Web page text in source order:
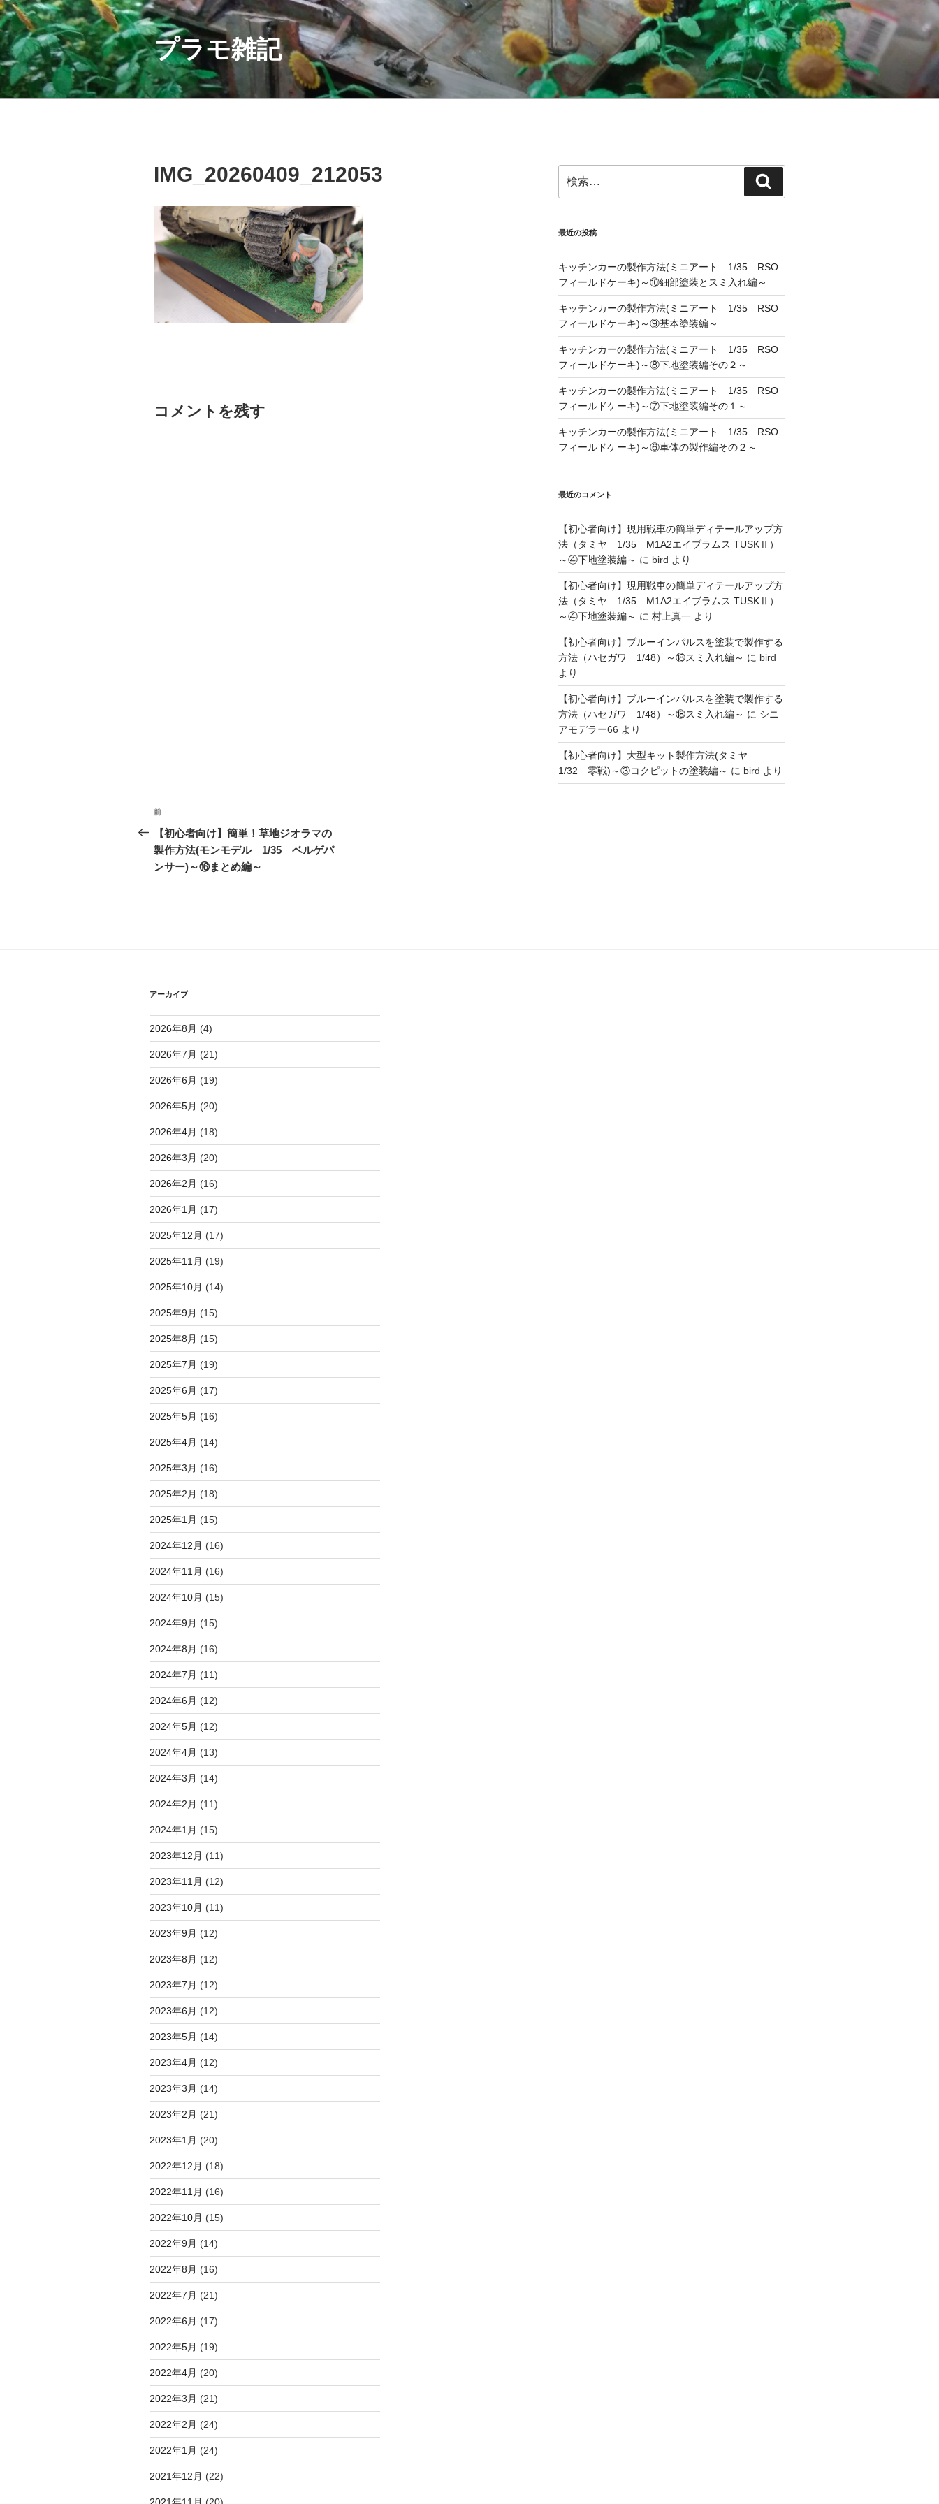
コ
ン
テ
ン
ツ
へ
プラモ雑記
IMG_20260409_212053
コメントを残す
投
稿
ナ
前
の
投
稿
前
【初心者向け】簡単！草地ジオラマの
製作方法(モンモデル 1/35 ベルゲパ
ンサー)～⑯まとめ編～
索:
索
最近の投稿
キッチンカーの製作方法(ミニアート 1/35 RSO
フィールドケーキ)～⑩細部塗装とスミ入れ編～
キッチンカーの製作方法(ミニアート 1/35 RSO
フィールドケーキ)～⑨基本塗装編～
キッチンカーの製作方法(ミニアート 1/35 RSO
フィールドケーキ)～⑧下地塗装編その２～
キッチンカーの製作方法(ミニアート 1/35 RSO
フィールドケーキ)～⑦下地塗装編その１～
キッチンカーの製作方法(ミニアート 1/35 RSO
フィールドケーキ)～⑥車体の製作編その２～
最近のコメント
【初心者向け】現用戦車の簡単ディテールアップ方
法（タミヤ 1/35 M1A2エイブラムス TUSKⅡ）
～④下地塗装編～ に bird より
【初心者向け】現用戦車の簡単ディテールアップ方
法（タミヤ 1/35 M1A2エイブラムス TUSKⅡ）
～④下地塗装編～ に 村上真一より
【初心者向け】ブルーインパルスを塗装で製作する
方法（ハセガワ 1/48）～⑱スミ入れ編～ に bird
より
【初心者向け】ブルーインパルスを塗装で製作する
方法（ハセガワ 1/48）～⑱スミ入れ編～ に シニ
アモデラー66 より
【初心者向け】大型キット製作方法(タミヤ
1/32 零戦)～③コクピットの塗装編～ に bird より
アーカイブ
2026年8月 (4)
2026年7月 (21)
2026年6月 (19)
2026年5月 (20)
2026年4月 (18)
2026年3月 (20)
2026年2月 (16)
2026年1月 (17)
2025年12月 (17)
2025年11月 (19)
2025年10月 (14)
2025年9月 (15)
2025年8月 (15)
2025年7月 (19)
2025年6月 (17)
2025年5月 (16)
2025年4月 (14)
2025年3月 (16)
2025年2月 (18)
2025年1月 (15)
2024年12月 (16)
2024年11月 (16)
2024年10月 (15)
2024年9月 (15)
2024年8月 (16)
2024年7月 (11)
2024年6月 (12)
2024年5月 (12)
2024年4月 (13)
2024年3月 (14)
2024年2月 (11)
2024年1月 (15)
2023年12月 (11)
2023年11月 (12)
2023年10月 (11)
2023年9月 (12)
2023年8月 (12)
2023年7月 (12)
2023年6月 (12)
2023年5月 (14)
2023年4月 (12)
2023年3月 (14)
2023年2月 (21)
2023年1月 (20)
2022年12月 (18)
2022年11月 (16)
2022年10月 (15)
2022年9月 (14)
2022年8月 (16)
2022年7月 (21)
2022年6月 (17)
2022年5月 (19)
2022年4月 (20)
2022年3月 (21)
2022年2月 (24)
2022年1月 (24)
2021年12月 (22)
2021年11月 (20)